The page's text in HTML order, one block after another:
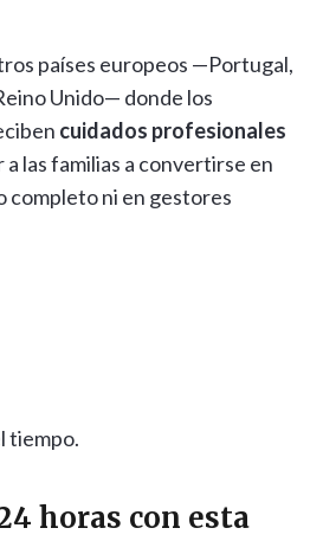
países europeos —Portugal,
Unido— donde los
cuidados profesionales
a las familias a convertirse en
completo ni en gestores
tiempo.
horas con esta